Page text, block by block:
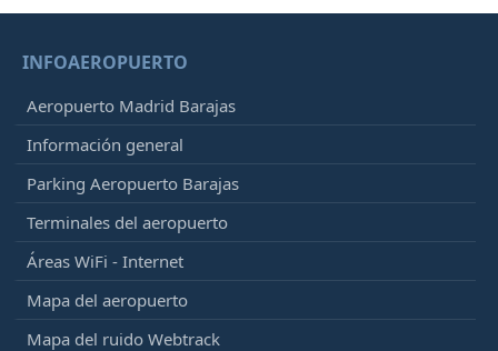
INFOAEROPUERTO
Aeropuerto Madrid Barajas
Información general
Parking Aeropuerto Barajas
Terminales del aeropuerto
Áreas WiFi - Internet
Mapa del aeropuerto
Mapa del ruido Webtrack